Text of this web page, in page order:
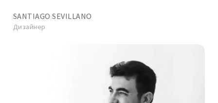
SANTIAGO SEVILLANO
Дизайнер